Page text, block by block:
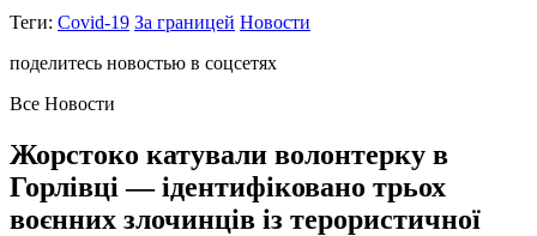
Теги: Covid-19 За границей Новости
поделитесь новостью в соцсетях
Все Новости
Жорстоко катували волонтерку в
Горлівці — ідентифіковано трьох
воєнних злочинців із терористичної